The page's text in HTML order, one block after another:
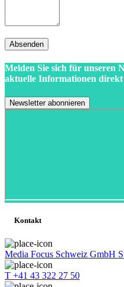
Absenden
Melden Sie sich für unseren
aktuelle Informationen
Kontakt
Media Focus Schweiz GmbH
T +41 43 322 27 50